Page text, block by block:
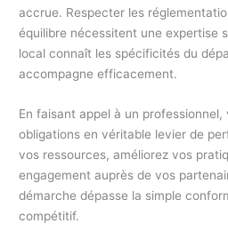
accrue. Respecter les
équilibre nécessitent une expertise
local connaît les spécificités du
accompagne efficacement.
En faisant appel à un
obligations en véritable levier de
vos ressources, améliorez vos
engagement auprès de vos
démarche dépasse la simple
compétitif.